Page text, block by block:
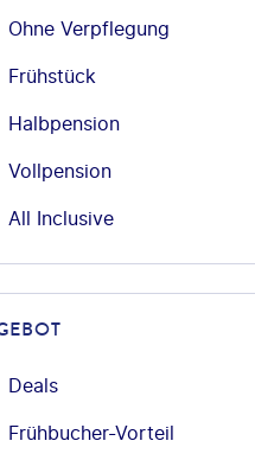
Ohne Verpflegung
Frühstück
Halbpension
Vollpension
All Inclusive
Deals
Frühbucher-Vorteil